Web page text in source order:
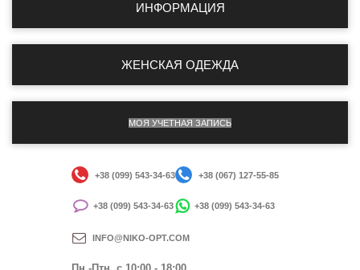
ИНФОРМАЦИЯ
ЖЕНСКАЯ ОДЕЖДА
МОЯ УЧЕТНАЯ ЗАПИСЬ
+38 (099) 543-34-63 +38 (067) 127-55-85
+38 (099) 543-34-63 +38 (099) 543-34-63
INFO@NIKO-OPT.COM